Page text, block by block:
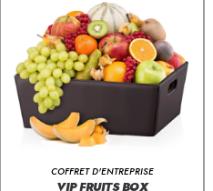
COFFRET D'ENTREPRISE
VIP FRUITS BOX